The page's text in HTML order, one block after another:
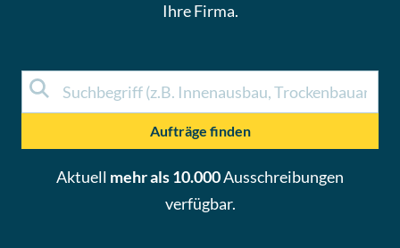
Ihre Firma.
Aufträge finden
Aktuell mehr als 10.000Ausschreibungen
verfügbar.